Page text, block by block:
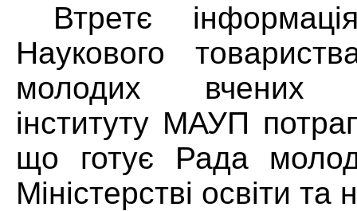
Втретє
Наукового
молодих вчених
інституту МАУП
що готує Рада
Міністерстві освіти та